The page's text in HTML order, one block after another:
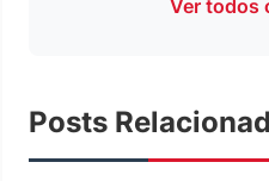
Ver todos
Posts